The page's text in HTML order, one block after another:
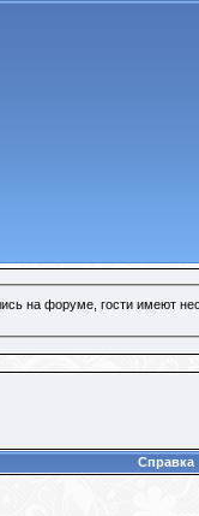
на форуме, гости имеют
Справка